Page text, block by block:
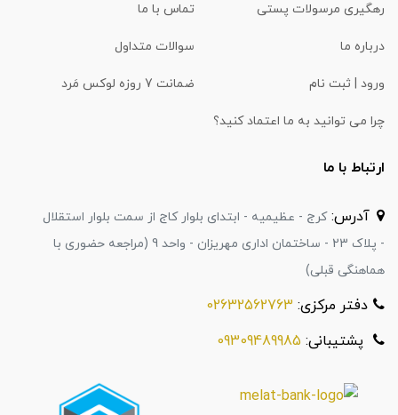
رهگیری مرسولات پستی تماس با ما
درباره ما سوالات متداول
ورود | ثبت نام ضمانت 7 روزه لوکس مَرد
چرا می توانید به ما اعتماد کنید؟
ارتباط با ما
آدرس:کرج - عظیمیه - ابتدای بلوار کاج از سمت بلوار استقلال
- پلاک 23 - ساختمان اداری مهریزان - واحد 9 (مراجعه حضوری با
هماهنگی قبلی)
دفتر مرکزی: 02632562763
پشتیبانی: 09309489985